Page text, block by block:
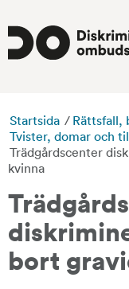
Startsida / Rättsfall,
Tvister, domar och
Trädgårdscenter
kvinna
bort